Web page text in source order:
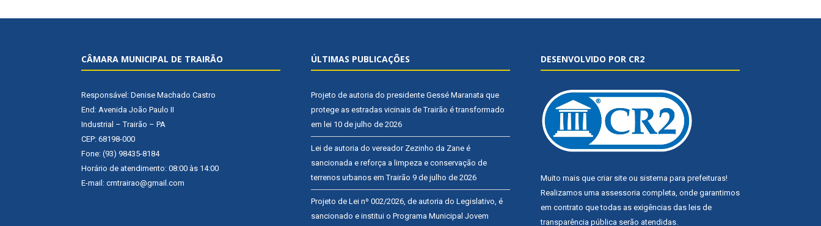
CÂMARA MUNICIPAL DE TRAIRÃO
Responsável: Denise Machado Castro
End: Avenida João Paulo II
Industrial – Trairão – PA
CEP: 68198-000
Fone: (93) 98435-8184
Horário de atendimento: 08:00 às 14:00
E-mail: cmtrairao@gmail.com
ÚLTIMAS PUBLICAÇÕES
Projeto de autoria do presidente Gessé Maranata que
protege as estradas vicinais de Trairão é transformado
em lei 10 de julho de 2026
Lei de autoria do vereador Zezinho da Zane é
sancionada e reforça a limpeza e conservação de
terrenos urbanos em Trairão 9 de julho de 2026
Projeto de Lei nº 002/2026, de autoria do Legislativo, é
sancionado e institui o Programa Municipal Jovem
DESENVOLVIDO POR CR2
Muito mais que criar site ou sistema para prefeituras!
Realizamos uma assessoria completa, onde garantimos
em contrato que todas as exigências das leis de
transparência pública serão atendidas.